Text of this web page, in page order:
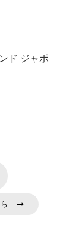
ド ジャポ